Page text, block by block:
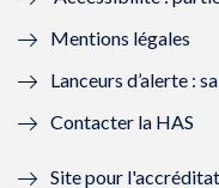
t
r
e
)
Mentions légales
Lanceurs d’alerte :
Contacter la HAS
Site pour